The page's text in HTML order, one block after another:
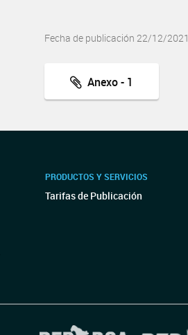
Fecha de publicación 22/12/2021
Anexo - 1
PRODUCTOS Y SERVICIOS
Tarifas de Publicación